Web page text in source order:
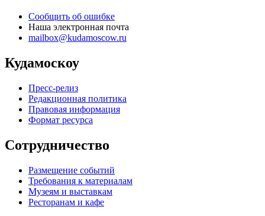
Сообщить об ошибке
Наша электронная почта
mailbox@kudamoscow.ru
Кудамоскоу
Пресс-релиз
Редакционная политика
Правовая информация
Формат ресурса
Сотрудничество
Размещение событий
Требования к материалам
Музеям и выставкам
Ресторанам и кафе